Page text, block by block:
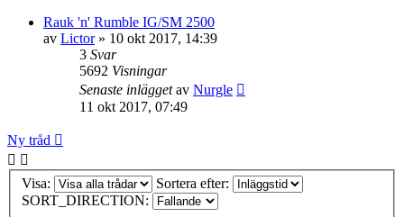
Rauk 'n' Rumble IG/SM 2500
av Lictor» 10 okt 2017, 14:39
3 Svar
5692 Visningar
Senaste inläggetav Nurgle
11 okt 2017, 07:49
Ny tråd
Visa:
Sortera efter:
SORT_DIRECTION: